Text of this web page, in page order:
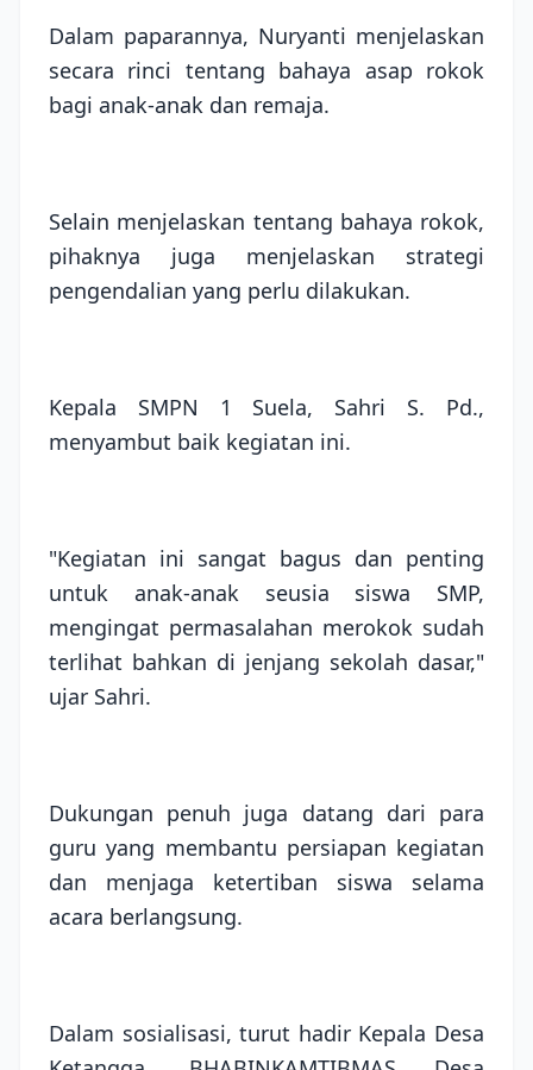
Dalam paparannya, Nuryanti menjelaskan
secara rinci tentang bahaya asap rokok
bagi anak-anak dan remaja.
Selain menjelaskan tentang bahaya rokok,
pihaknya juga menjelaskan strategi
pengendalian yang perlu dilakukan.
Kepala SMPN 1 Suela, Sahri S. Pd.,
menyambut baik kegiatan ini.
"Kegiatan ini sangat bagus dan penting
untuk anak-anak seusia siswa SMP,
mengingat permasalahan merokok sudah
terlihat bahkan di jenjang sekolah dasar,"
ujar Sahri.
Dukungan penuh juga datang dari para
guru yang membantu persiapan kegiatan
dan menjaga ketertiban siswa selama
acara berlangsung.
Dalam sosialisasi, turut hadir Kepala Desa